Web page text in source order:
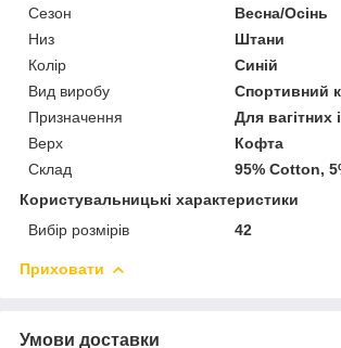
Сезон
Весна/Осінь
Низ
Штани
Колір
Синій
Вид виробу
Спортивний
Призначення
Для вагітних
Верх
Кофта
Склад
95% Cotton,
Користувальницькі характеристики
Вибір розмірів
42
Приховати
Умови доставки